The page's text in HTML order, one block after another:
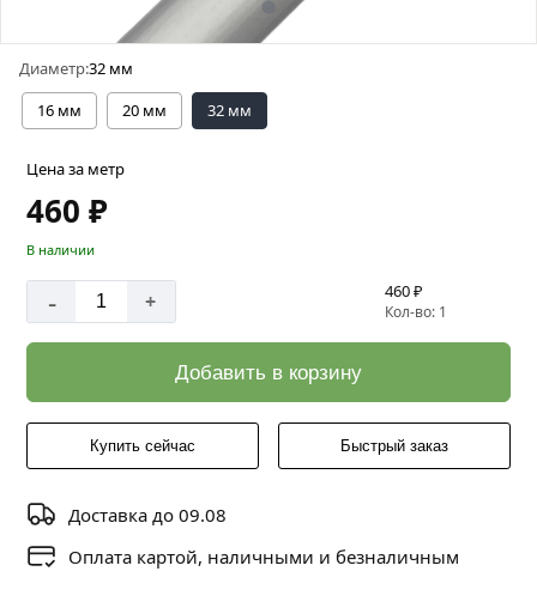
Диаметр:32 мм
16 мм
20 мм 32 мм
Цена за метр
460 ₽
В наличии
- + 460 ₽
Кол-во: 1
Добавить в корзину
Купить сейчас Быстрый заказ
Доставка до 09.08
Оплата картой, наличными и безналичным